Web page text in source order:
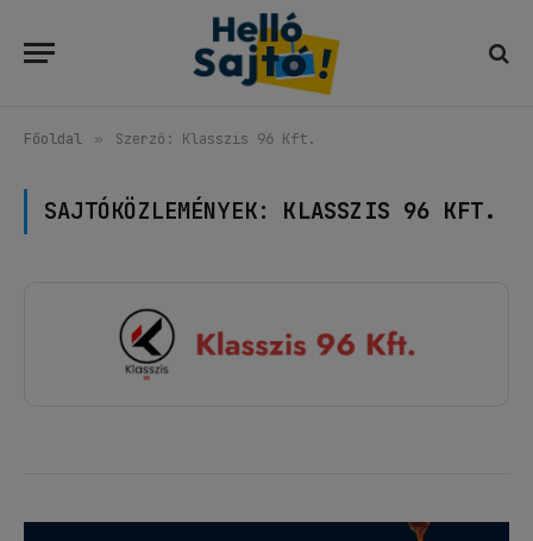
Főoldal » Szerző: Klasszis 96 Kft.
SAJTÓKÖZLEMÉNYEK: KLASSZIS 96 KFT.